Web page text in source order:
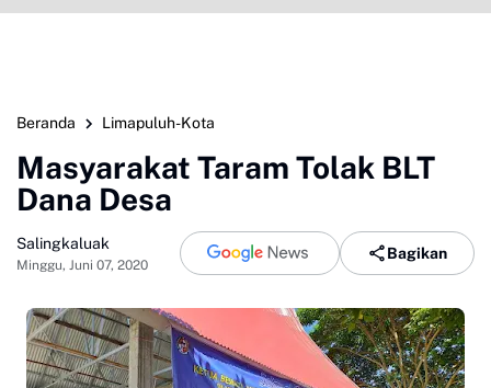
Beranda Limapuluh-Kota
Masyarakat Taram Tolak BLT
Dana Desa
Salingkaluak
Minggu, Juni 07, 2020
Bagikan